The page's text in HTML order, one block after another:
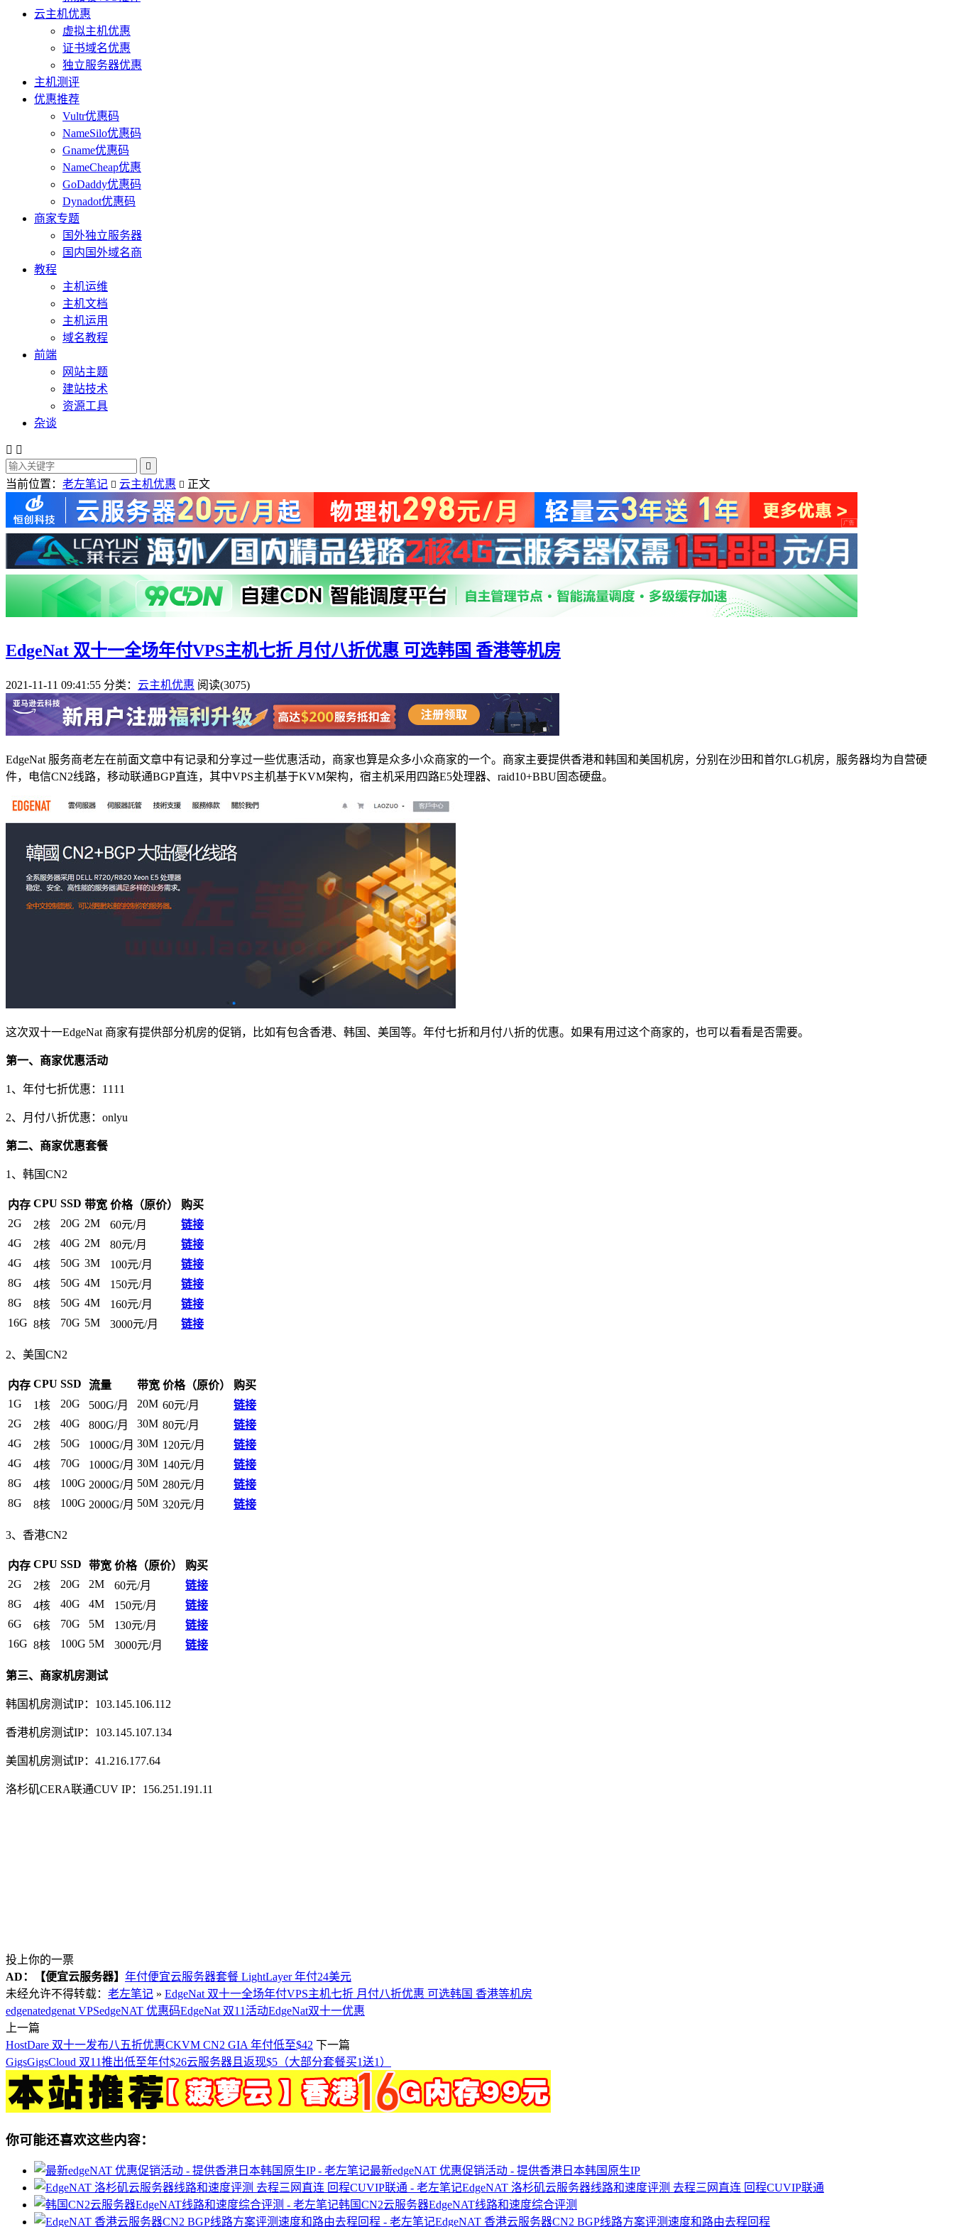
云主机优惠
虚拟主机优惠
证书域名优惠
独立服务器优惠
主机测评
优惠推荐
Vultr优惠码
NameSilo优惠码
Gname优惠码
NameCheap优惠
GoDaddy优惠码
Dynadot优惠码
商家专题
国外独立服务器
国内国外域名商
教程
主机运维
主机文档
主机运用
域名教程
前端
网站主题
建站技术
资源工具
杂谈
 

当前位置： 老左笔记  云主机优惠  正文
EdgeNat 双十一全场年付VPS主机七折 月付八折优惠 可选韩国 香港等机房
2021-11-11 09:41:55 分类： 云主机优惠 阅读(3075)
EdgeNat 服务商老左在前面文章中有记录和分享过一些优惠活动，商家也算是众多小众商家的一个。商家主要提供香港和韩国和美国机房，分别在沙田和首尔LG机房，服务器均为自营硬
件，电信CN2线路，移动联通BGP直连，其中VPS主机基于KVM架构，宿主机采用四路E5处理器、raid10+BBU固态硬盘。
这次双十一EdgeNat 商家有提供部分机房的促销，比如有包含香港、韩国、美国等。年付七折和月付八折的优惠。如果有用过这个商家的，也可以看看是否需要。
第一、商家优惠活动
1、年付七折优惠： 1111
2、月付八折优惠： onlyu
第二、商家优惠套餐
1、韩国CN2
内存 CPU SSD 带宽 价格（原价）
购买
2G
2核 20G 2M 60元/月
链接
4G
2核 40G 2M 80元/月
链接
4G
4核 50G 3M 100元/月
链接
8G
4核 50G 4M 150元/月
链接
8G
8核 50G 4M 160元/月
链接
16G 8核 70G 5M 3000元/月 链接
2、美国CN2
内存 CPU SSD 流量 带宽 价格（原价）
购买
1G
1核 20G 500G/月 20M 60元/月
链接
2G
2核 40G 800G/月 30M 80元/月
链接
4G
2核 50G 1000G/月 30M 120元/月
链接
4G
4核 70G 1000G/月 30M 140元/月
链接
8G
4核 100G 2000G/月 50M 280元/月
链接
8G
8核 100G 2000G/月 50M 320元/月 链接
3、香港CN2
内存 CPU SSD 带宽 价格（原价）
购买
2G
2核 20G 2M 60元/月
链接
8G
4核 40G 4M 150元/月
链接
6G
6核 70G 5M 130元/月
链接
16G 8核 100G 5M 3000元/月 链接
第三、商家机房测试
韩国机房测试IP：103.145.106.112
香港机房测试IP：103.145.107.134
美国机房测试IP：41.216.177.64
洛杉矶CERA联通CUV IP：156.251.191.11
投上你的一票
AD：
【便宜云服务器】 年付便宜云服务器套餐 LightLayer 年付24美元
未经允许不得转载： 老左笔记 » EdgeNat 双十一全场年付VPS主机七折 月付八折优惠 可选韩国 香港等机房
edgenatedgenat VPSedgeNAT 优惠码EdgeNat 双11活动EdgeNat双十一优惠
上一篇
HostDare 双十一发布八五折优惠CKVM CN2 GIA 年付低至$42 下一篇
GigsGigsCloud 双11推出低至年付$26云服务器且返现$5（大部分套餐买1送1）
你可能还喜欢这些内容：
最新edgeNAT 优惠促销活动 - 提供香港日本韩国原生IP
EdgeNAT 洛杉矶云服务器线路和速度评测 去程三网直连 回程CUVIP联通
韩国CN2云服务器EdgeNAT线路和速度综合评测
EdgeNAT 香港云服务器CN2 BGP线路方案评测速度和路由去程回程